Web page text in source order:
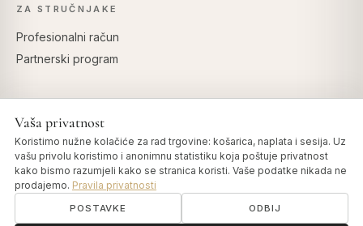
ZA STRUČNJAKE
Profesionalni račun
Partnerski program
Vaša privatnost
Koristimo nužne kolačiće za rad trgovine: košarica, naplata i sesija. Uz
vašu privolu koristimo i anonimnu statistiku koja poštuje privatnost
kako bismo razumjeli kako se stranica koristi. Vaše podatke nikada ne
prodajemo. Pravila privatnosti
POSTAVKE ODBIJ